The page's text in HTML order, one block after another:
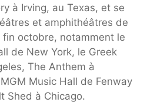
à Irving, au Texas, et se
et amphithéâtres de
octobre, notamment le
de New York, le Greek
The Anthem à
Music Hall de Fenway
Shed à Chicago.